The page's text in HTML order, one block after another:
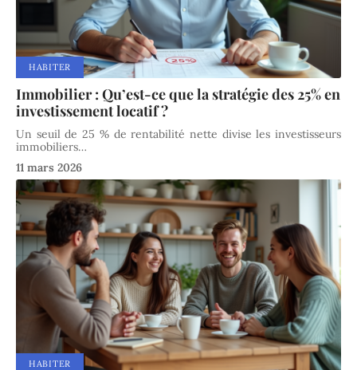
HABITER
Immobilier : Qu’est-ce que la stratégie des 25% en
investissement locatif ?
Un seuil de 25 % de rentabilité nette divise les investisseurs
immobiliers…
11 mars 2026
HABITER